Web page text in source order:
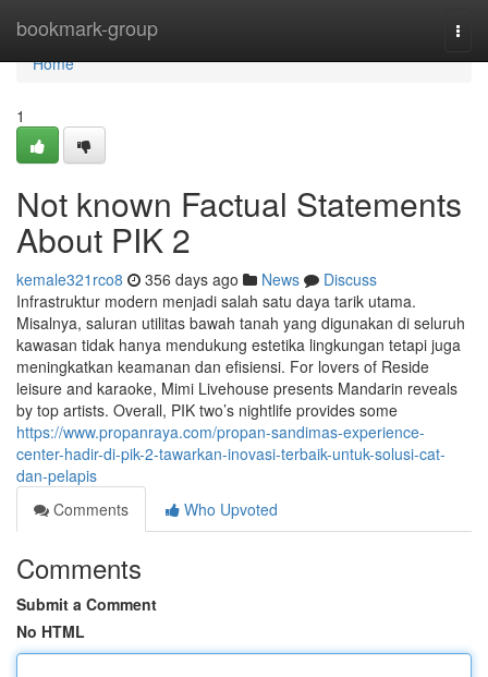
bookmark-group
Home
Home
1
Not known Factual Statements
About PIK 2
kemale321rco8 356 days ago News
Discuss
Infrastruktur modern menjadi salah satu daya tarik utama.
Misalnya, saluran utilitas bawah tanah yang digunakan di seluruh
kawasan tidak hanya mendukung estetika lingkungan tetapi juga
meningkatkan keamanan dan efisiensi. For lovers of Reside
leisure and karaoke, Mimi Livehouse presents Mandarin reveals
by top artists. Overall, PIK two’s nightlife provides some
https://www.propanraya.com/propan-sandimas-experience-
center-hadir-di-pik-2-tawarkan-inovasi-terbaik-untuk-solusi-cat-
dan-pelapis
Comments
Who Upvoted
Comments
Submit a Comment
No HTML